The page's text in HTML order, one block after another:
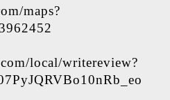
maps?
local/writereview?